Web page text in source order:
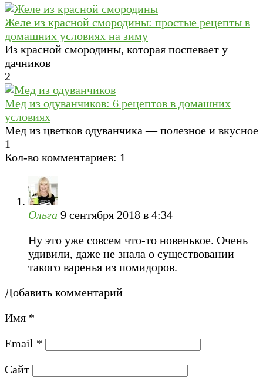
Желе из красной смородины: простые рецепты в
домашних условиях на зиму
Из красной смородины, которая поспевает у
дачников
2
Мед из одуванчиков: 6 рецептов в домашних
условиях
Мед из цветков одуванчика — полезное и вкусное
1
Кол-во комментариев: 1
Ольга 9 сентября 2018 в 4:34
Ну это уже совсем что-то новенькое. Очень
удивили, даже не знала о существовании
такого варенья из помидоров.
Добавить комментарий
Имя *
Email *
Сайт